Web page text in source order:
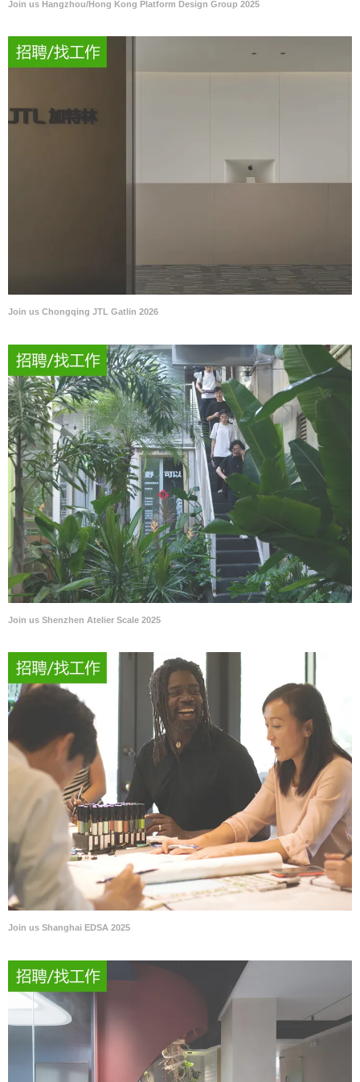
Join us Hangzhou/Hong Kong Platform Design Group 2025
Join us Chongqing JTL Gatlin 2026
Join us Shenzhen Atelier Scale 2025
Join us Shanghai EDSA 2025